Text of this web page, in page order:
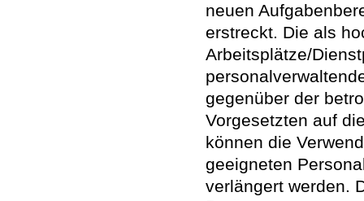
neuen
erstreckt. Die als
Arbeitsplätze/
gegenüber der
Vorgesetzten auf
können die
geeigneten
verlängert werden.